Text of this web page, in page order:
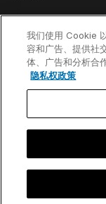
视频教程
内容中心
隐
我们使用 Cookie
容和广告、提供社
体、广告和分析合
隐私权政策